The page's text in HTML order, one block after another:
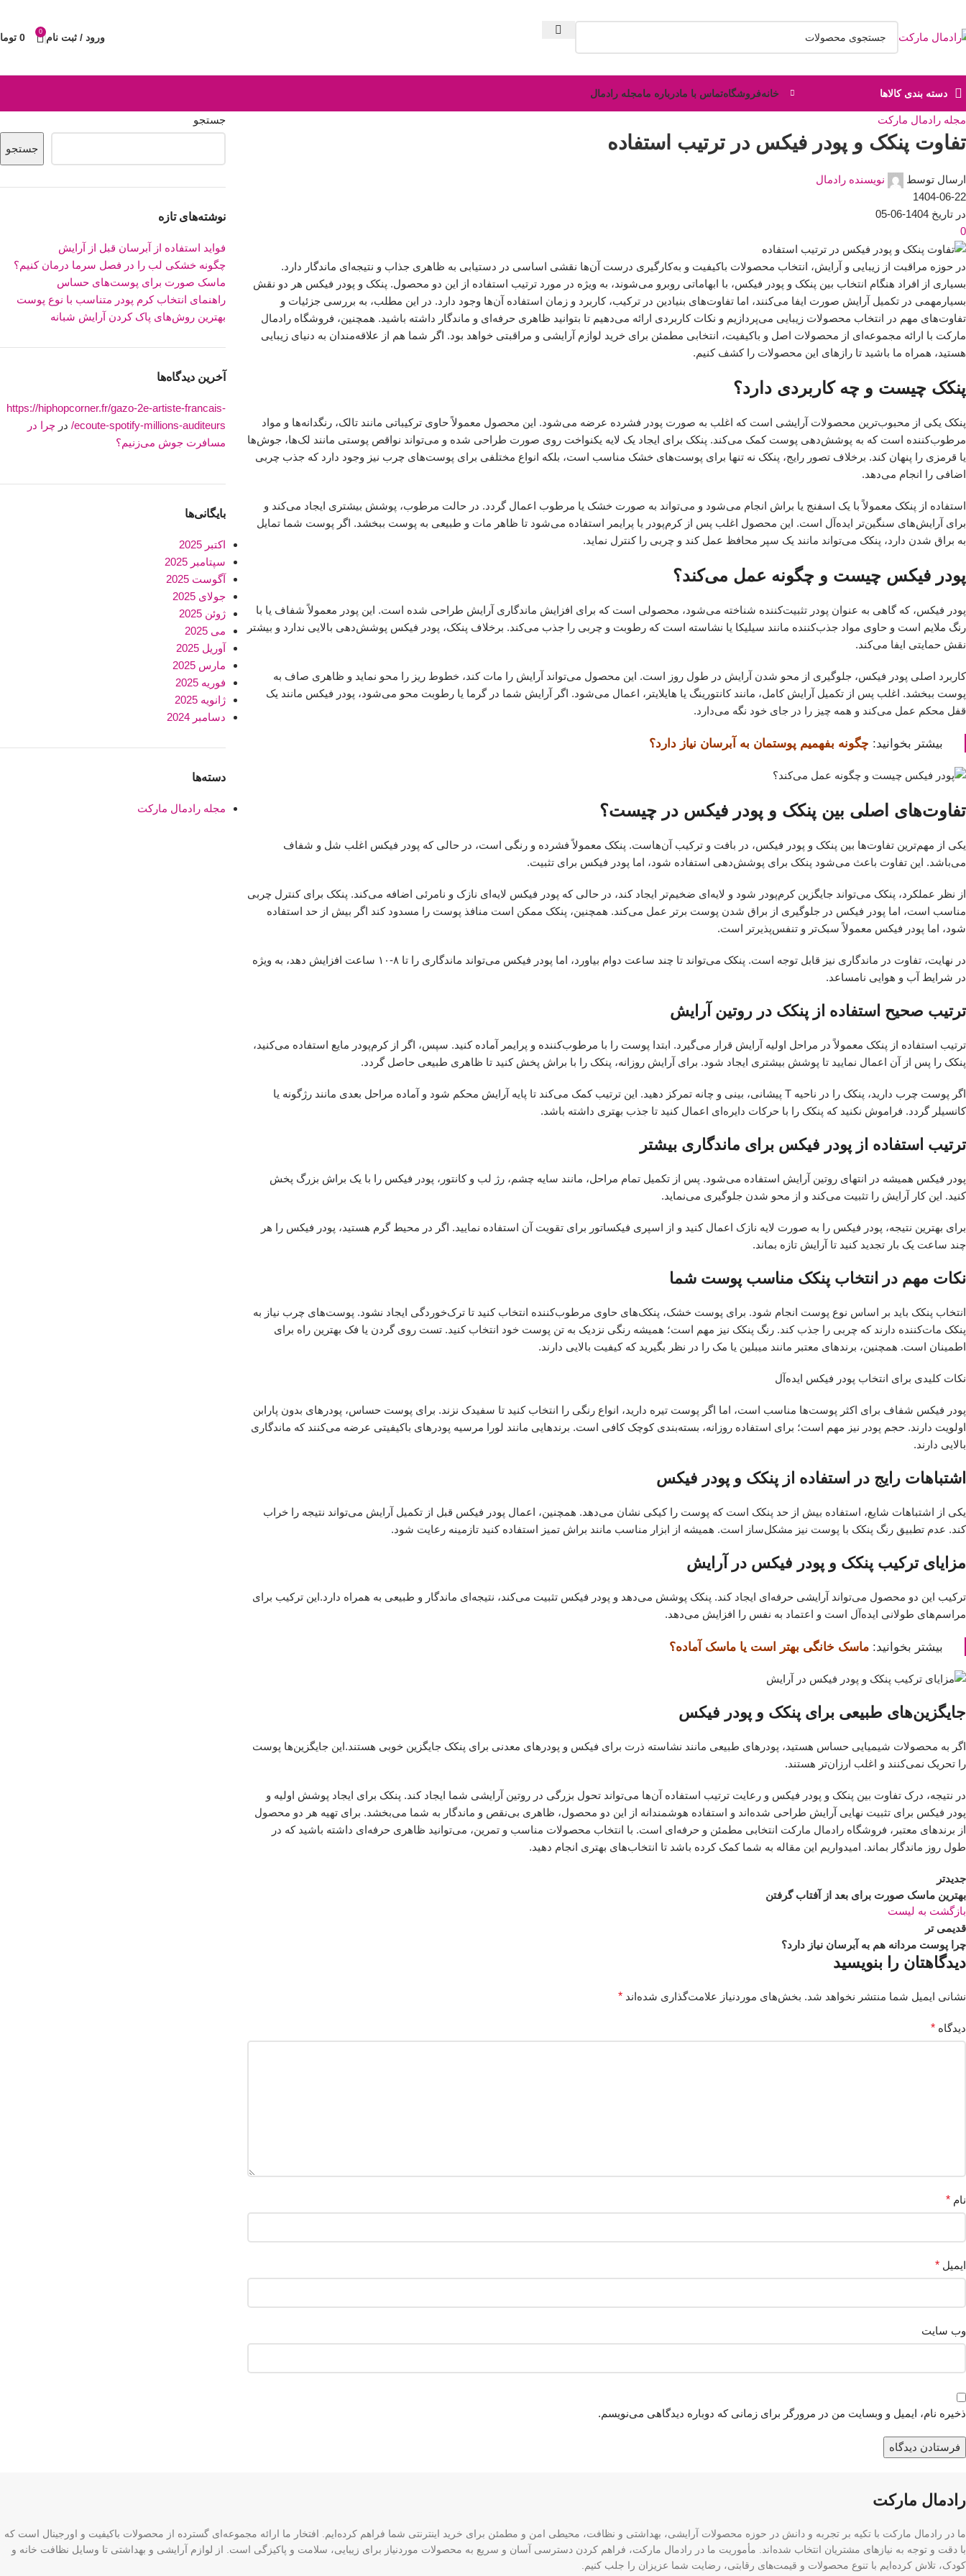
ورود / ثبت نام 0
0
دسته بندی کالاها خانهفروشگاهتماس با مادرباره مامجله رادمال
مجله رادمال مارکت
تفاوت پنکک و پودر فیکس در ترتیب استفاده
ارسال توسط
نویسنده رادمال
1404-06-22
در تاریخ 1404-06-05
0
در حوزه مراقبت از زیبایی و آرایش، انتخاب محصولات باکیفیت و به‌کارگیری درست آن‌ها نقشی اساسی در دستیابی به ظاهری جذاب و نتیجه‌ای ماندگار دارد.
بسیاری از افراد هنگام انتخاب بین پنکک و پودر فیکس، با ابهاماتی روبرو می‌شوند، به ویژه در مورد ترتیب استفاده از این دو محصول. پنکک و پودر فیکس هر دو نقش
بسیارمهمی در تکمیل آرایش صورت ایفا می‌کنند، اما تفاوت‌های بنیادین در ترکیب، کاربرد و زمان استفاده آن‌ها وجود دارد. در این مطلب، به بررسی جزئیات و
تفاوت‌های مهم در انتخاب محصولات زیبایی می‌پردازیم و نکات کاربردی ارائه می‌دهیم تا بتوانید ظاهری حرفه‌ای و ماندگار داشته باشید. همچنین، فروشگاه رادمال
مارکت با ارائه مجموعه‌ای از محصولات اصل و باکیفیت، انتخابی مطمئن برای خرید لوازم آرایشی و مراقبتی خواهد بود. اگر شما هم از علاقه‌مندان به دنیای زیبایی
هستید، همراه ما باشید تا رازهای این محصولات را کشف کنیم.
پنکک چیست و چه کاربردی دارد؟
پنکک یکی از محبوب‌ترین محصولات آرایشی است که اغلب به صورت پودر فشرده عرضه می‌شود. این محصول معمولاً حاوی ترکیباتی مانند تالک، رنگدانه‌ها و مواد
مرطوب‌کننده است که به پوشش‌دهی پوست کمک می‌کند. پنکک برای ایجاد یک لایه یکنواخت روی صورت طراحی شده و می‌تواند نواقص پوستی مانند لک‌ها، جوش‌ها
یا قرمزی را پنهان کند. برخلاف تصور رایج، پنکک نه تنها برای پوست‌های خشک مناسب است، بلکه انواع مختلفی برای پوست‌های چرب نیز وجود دارد که جذب چربی
اضافی را انجام می‌دهد.
استفاده از پنکک معمولاً با یک اسفنج یا براش انجام می‌شود و می‌تواند به صورت خشک یا مرطوب اعمال گردد. در حالت مرطوب، پوشش بیشتری ایجاد می‌کند و
برای آرایش‌های سنگین‌تر ایده‌آل است. این محصول اغلب پس از کرم‌پودر یا پرایمر استفاده می‌شود تا ظاهر مات و طبیعی به پوست ببخشد. اگر پوست شما تمایل
به براق شدن دارد، پنکک می‌تواند مانند یک سپر محافظ عمل کند و چربی را کنترل نماید.
پودر فیکس چیست و چگونه عمل می‌کند؟
پودر فیکس، که گاهی به عنوان پودر تثبیت‌کننده شناخته می‌شود، محصولی است که برای افزایش ماندگاری آرایش طراحی شده است. این پودر معمولاً شفاف یا با
رنگ ملایم است و حاوی مواد جذب‌کننده مانند سیلیکا یا نشاسته است که رطوبت و چربی را جذب می‌کند. برخلاف پنکک، پودر فیکس پوشش‌دهی بالایی ندارد و بیشتر
نقش حمایتی ایفا می‌کند.
کاربرد اصلی پودر فیکس، جلوگیری از محو شدن آرایش در طول روز است. این محصول می‌تواند آرایش را مات کند، خطوط ریز را محو نماید و ظاهری صاف به
پوست ببخشد. اغلب پس از تکمیل آرایش کامل، مانند کانتورینگ یا هایلایتر، اعمال می‌شود. اگر آرایش شما در گرما یا رطوبت محو می‌شود، پودر فیکس مانند یک
قفل محکم عمل می‌کند و همه چیز را در جای خود نگه می‌دارد.
بیشتر بخوانید: چگونه بفهمیم پوستمان به آبرسان نیاز دارد؟
تفاوت‌های اصلی بین پنکک و پودر فیکس در چیست؟
یکی از مهم‌ترین تفاوت‌ها بین پنکک و پودر فیکس، در بافت و ترکیب آن‌هاست. پنکک معمولاً فشرده و رنگی است، در حالی که پودر فیکس اغلب شل و شفاف
می‌باشد. این تفاوت باعث می‌شود پنکک برای پوشش‌دهی استفاده شود، اما پودر فیکس برای تثبیت.
از نظر عملکرد، پنکک می‌تواند جایگزین کرم‌پودر شود و لایه‌ای ضخیم‌تر ایجاد کند، در حالی که پودر فیکس لایه‌ای نازک و نامرئی اضافه می‌کند. پنکک برای کنترل چربی
مناسب است، اما پودر فیکس در جلوگیری از براق شدن پوست برتر عمل می‌کند. همچنین، پنکک ممکن است منافذ پوست را مسدود کند اگر بیش از حد استفاده
شود، اما پودر فیکس معمولاً سبک‌تر و تنفس‌پذیرتر است.
در نهایت، تفاوت در ماندگاری نیز قابل توجه است. پنکک می‌تواند تا چند ساعت دوام بیاورد، اما پودر فیکس می‌تواند ماندگاری را تا ۸-۱۰ ساعت افزایش دهد، به ویژه
در شرایط آب و هوایی نامساعد.
ترتیب صحیح استفاده از پنکک در روتین آرایش
ترتیب استفاده از پنکک معمولاً در مراحل اولیه آرایش قرار می‌گیرد. ابتدا پوست را با مرطوب‌کننده و پرایمر آماده کنید. سپس، اگر از کرم‌پودر مایع استفاده می‌کنید،
پنکک را پس از آن اعمال نمایید تا پوشش بیشتری ایجاد شود. برای آرایش روزانه، پنکک را با براش پخش کنید تا ظاهری طبیعی حاصل گردد.
اگر پوست چرب دارید، پنکک را در ناحیه T پیشانی، بینی و چانه تمرکز دهید. این ترتیب کمک می‌کند تا پایه آرایش محکم شود و آماده مراحل بعدی مانند رژگونه یا
کانسیلر گردد. فراموش نکنید که پنکک را با حرکات دایره‌ای اعمال کنید تا جذب بهتری داشته باشد.
ترتیب استفاده از پودر فیکس برای ماندگاری بیشتر
پودر فیکس همیشه در انتهای روتین آرایش استفاده می‌شود. پس از تکمیل تمام مراحل، مانند سایه چشم، رژ لب و کانتور، پودر فیکس را با یک براش بزرگ پخش
کنید. این کار آرایش را تثبیت می‌کند و از محو شدن جلوگیری می‌نماید.
برای بهترین نتیجه، پودر فیکس را به صورت لایه نازک اعمال کنید و از اسپری فیکساتور برای تقویت آن استفاده نمایید. اگر در محیط گرم هستید، پودر فیکس را هر
چند ساعت یک بار تجدید کنید تا آرایش تازه بماند.
نکات مهم در انتخاب پنکک مناسب پوست شما
انتخاب پنکک باید بر اساس نوع پوست انجام شود. برای پوست خشک، پنکک‌های حاوی مرطوب‌کننده انتخاب کنید تا ترک‌خوردگی ایجاد نشود. پوست‌های چرب نیاز به
پنکک مات‌کننده دارند که چربی را جذب کند. رنگ پنکک نیز مهم است؛ همیشه رنگی نزدیک به تن پوست خود انتخاب کنید. تست روی گردن یا فک بهترین راه برای
اطمینان است. همچنین، برندهای معتبر مانند میبلین یا مک را در نظر بگیرید که کیفیت بالایی دارند.
نکات کلیدی برای انتخاب پودر فیکس ایده‌آل
پودر فیکس شفاف برای اکثر پوست‌ها مناسب است، اما اگر پوست تیره دارید، انواع رنگی را انتخاب کنید تا سفیدک نزند. برای پوست حساس، پودرهای بدون پارابن
اولویت دارند. حجم پودر نیز مهم است؛ برای استفاده روزانه، بسته‌بندی کوچک کافی است. برندهایی مانند لورا مرسیه پودرهای باکیفیتی عرضه می‌کنند که ماندگاری
بالایی دارند.
اشتباهات رایج در استفاده از پنکک و پودر فیکس
یکی از اشتباهات شایع، استفاده بیش از حد پنکک است که پوست را کیکی نشان می‌دهد. همچنین، اعمال پودر فیکس قبل از تکمیل آرایش می‌تواند نتیجه را خراب
کند. عدم تطبیق رنگ پنکک با پوست نیز مشکل‌ساز است. همیشه از ابزار مناسب مانند براش تمیز استفاده کنید تازمینه رعایت شود.
مزایای ترکیب پنکک و پودر فیکس در آرایش
ترکیب این دو محصول می‌تواند آرایشی حرفه‌ای ایجاد کند. پنکک پوشش می‌دهد و پودر فیکس تثبیت می‌کند، نتیجه‌ای ماندگار و طبیعی به همراه دارد.این ترکیب برای
مراسم‌های طولانی ایده‌آل است و اعتماد به نفس را افزایش می‌دهد.
بیشتر بخوانید: ماسک خانگی بهتر است یا ماسک آماده؟
جایگزین‌های طبیعی برای پنکک و پودر فیکس
اگر به محصولات شیمیایی حساس هستید، پودرهای طبیعی مانند نشاسته ذرت برای فیکس و پودرهای معدنی برای پنکک جایگزین خوبی هستند.این جایگزین‌ها پوست
را تحریک نمی‌کنند و اغلب ارزان‌تر هستند.
در نتیجه، درک تفاوت بین پنکک و پودر فیکس و رعایت ترتیب استفاده آن‌ها می‌تواند تحول بزرگی در روتین آرایشی شما ایجاد کند. پنکک برای ایجاد پوشش اولیه و
پودر فیکس برای تثبیت نهایی آرایش طراحی شده‌اند و استفاده هوشمندانه از این دو محصول، ظاهری بی‌نقص و ماندگار به شما می‌بخشد. برای تهیه هر دو محصول
از برندهای معتبر، فروشگاه رادمال مارکت انتخابی مطمئن و حرفه‌ای است. با انتخاب محصولات مناسب و تمرین، می‌توانید ظاهری حرفه‌ای داشته باشید که در
طول روز ماندگار بماند. امیدواریم این مقاله به شما کمک کرده باشد تا انتخاب‌های بهتری انجام دهید.
جدیدتر
بهترین ماسک صورت برای بعد از آفتاب گرفتن
بازگشت به لیست
قدیمی تر
چرا پوست مردانه هم به آبرسان نیاز دارد؟
دیدگاهتان را بنویسید
نشانی ایمیل شما منتشر نخواهد شد. بخش‌های موردنیاز علامت‌گذاری شده‌اند *
دیدگاه *
نام *
ایمیل *
وب‌ سایت
ذخیره نام، ایمیل و وبسایت من در مرورگر برای زمانی که دوباره دیدگاهی می‌نویسم.
جستجو
جستجو
نوشته‌های تازه
فواید استفاده از آبرسان قبل از آرایش
چگونه خشکی لب را در فصل سرما درمان کنیم؟
ماسک صورت برای پوست‌های حساس
راهنمای انتخاب کرم پودر متناسب با نوع پوست
بهترین روش‌های پاک کردن آرایش شبانه
آخرین دیدگاه‌ها
https://hiphopcorner.fr/gazo-2e-artiste-francais-
ecoute-spotify-millions-auditeurs/ درچرا در
مسافرت جوش می‌زنیم؟
بایگانی‌ها
اکتبر 2025
سپتامبر 2025
آگوست 2025
جولای 2025
ژوئن 2025
می 2025
آوریل 2025
مارس 2025
فوریه 2025
ژانویه 2025
دسامبر 2024
دسته‌ها
مجله رادمال مارکت
رادمال مارکت
ما در رادمال مارکت با تکیه بر تجربه و دانش در حوزه محصولات آرایشی، بهداشتی و نظافت، محیطی امن و مطمئن برای خرید اینترنتی شما فراهم کرده‌ایم. افتخار ما ارائه مجموعه‌ای گسترده از محصولات باکیفیت و اورجینال است که
با دقت و توجه به نیازهای مشتریان انتخاب شده‌اند. مأموریت ما در رادمال مارکت، فراهم کردن دسترسی آسان و سریع به محصولات موردنیاز برای زیبایی، سلامت و پاکیزگی است. از لوازم آرایشی و بهداشتی تا وسایل نظافت خانه و
کودک، تلاش کرده‌ایم با تنوع محصولات و قیمت‌های رقابتی، رضایت شما عزیزان را جلب کنیم.